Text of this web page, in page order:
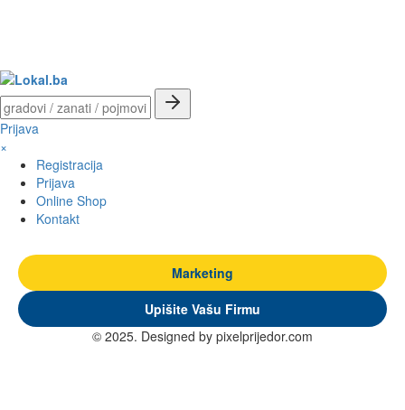
Prijava
×
Registracija
Prijava
Online Shop
Kontakt
Marketing
Upišite Vašu Firmu
© 2025. Designed by pixelprijedor.com